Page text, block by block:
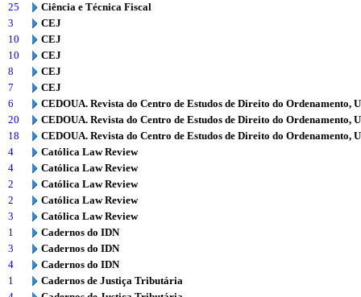
25
Ciência e Técnica Fiscal
3
CEJ
10
CEJ
10
CEJ
8
CEJ
7
CEJ
6
CEDOUA. Revista do Centro de Estudos de Direito do Ordenamento,
20
CEDOUA. Revista do Centro de Estudos de Direito do Ordenamento,
18
CEDOUA. Revista do Centro de Estudos de Direito do Ordenamento,
4
Católica Law Review
4
Católica Law Review
2
Católica Law Review
2
Católica Law Review
3
Católica Law Review
1
Cadernos do IDN
3
Cadernos do IDN
4
Cadernos do IDN
1
Cadernos de Justiça Tributária